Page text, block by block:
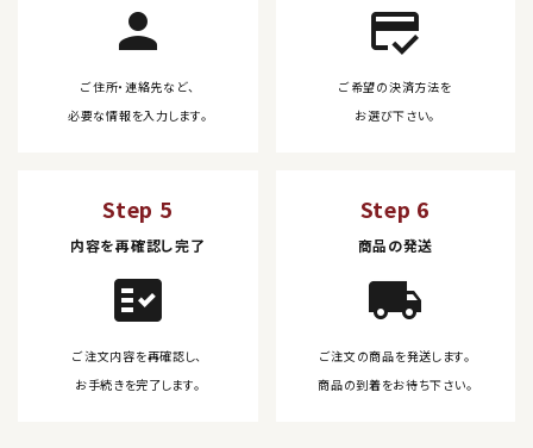
person
ご住所・連絡先など、
必要な情報を入力します。
credit_score
ご希望の決済方法を
お選び下さい。
Step 5
内容を再確認し完了
fact_check
ご注文内容を再確認し、
お手続きを完了します。
Step 6
商品の発送
local_shipping
ご注文の商品を発送します。
商品の到着をお待ち下さい。